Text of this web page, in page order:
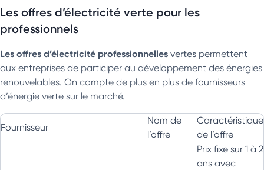
Les offres d’électricité verte pour les
professionnels
Les offres d’électricité professionnelles vertes permettent
aux entreprises de participer au développement des énergies
renouvelables. On compte de plus en plus de fournisseurs
d’énergie verte sur le marché.
Fournisseur
Nom de
l’offre
Caractéristique
de l’offre
Prix fixe sur 1 à 2
ans avec